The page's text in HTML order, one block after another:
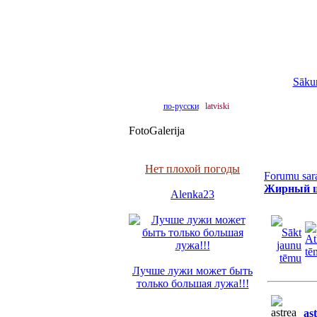
по-русски latviski
FotoGalerija
Нет плохой погоды
Alenka23
Лучше лужи может быть
только большая лужа!!!
Forumu
Жирный